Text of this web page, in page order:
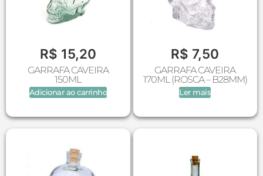
R$ 15,20
GARRAFA CAVEIRA
150ML
Adicionar ao carrinho
R$ 7,50
GARRAFA CAVEIRA
170ML (ROSCA – B28MM)
Ler mais